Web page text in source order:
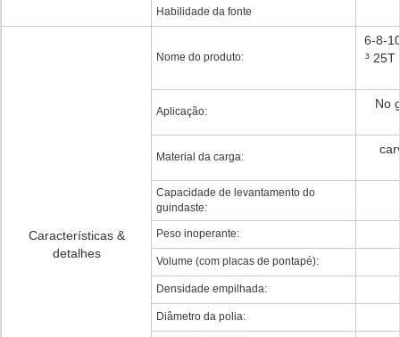
Habilidade da fonte
Características &
detalhes
Nome do produto:
6-8-
³
Aplicação:
No
Material da carga:
Capacidade de levantamento do
guindaste:
Peso inoperante:
Volume (com placas de pontapé):
Densidade empilhada:
Diâmetro da polia: